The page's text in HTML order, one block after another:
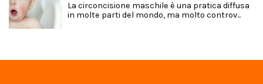
La circoncisione maschile è una pratica diffusa
in molte parti del mondo, ma molto controv...